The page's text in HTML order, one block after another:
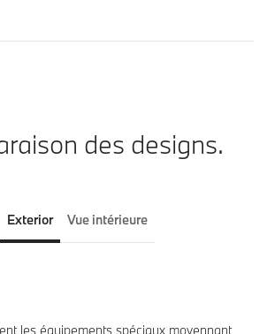
des designs.
Exterior Vue intérieure
les équipements spéciaux moyennant